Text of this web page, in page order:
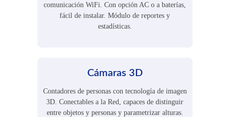
comunicación WiFi. Con opción AC o a baterías,
fácil de instalar. Módulo de reportes y
estadísticas.
Cámaras 3D
Contadores de personas con tecnología de imagen
3D. Conectables a la Red, capaces de distinguir
entre objetos y personas y parametrizar alturas.